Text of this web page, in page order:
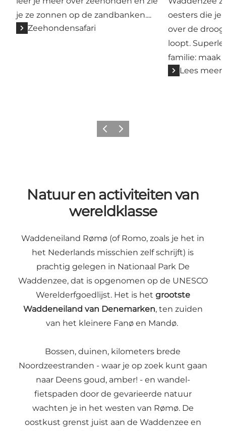
je ze zonnen op de zandbanken....
Zeehondensafari
oesters die je
over de
loopt.
familie: maak
Lees meer
Vorige Volgende
Natuur en activiteiten van
wereldklasse
Waddeneiland Rømø (of Romo, zoals je het in
het Nederlands misschien zelf schrijft) is
prachtig gelegen in Nationaal Park De
Waddenzee, dat is opgenomen op de UNESCO
Werelderfgoedlijst. Het is het grootste
Waddeneiland van Denemarken, ten zuiden
van het kleinere Fanø en Mandø.
Bossen, duinen, kilometers brede
Noordzeestranden - waar je op zoek kunt gaan
naar Deens goud, amber! - en wandel-
fietspaden door de gevarieerde natuur
wachten je in het westen van Rømø. De
oostkust grenst juist aan de Waddenzee en